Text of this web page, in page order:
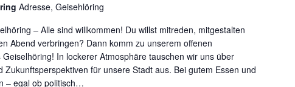
Adresse, Geisehlöring
– Alle sind willkommen! Du willst mitreden, mitgestalten
Abend verbringen? Dann komm zu unserem offenen
In lockerer Atmosphäre tauschen wir uns über
Zukunftsperspektiven für unsere Stadt aus. Bei gutem Essen und
– egal ob politisch…